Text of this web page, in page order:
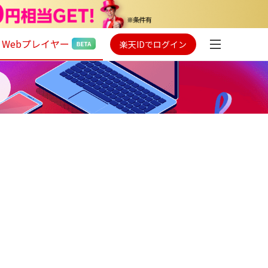
Webプレイヤー 楽天IDでログイン